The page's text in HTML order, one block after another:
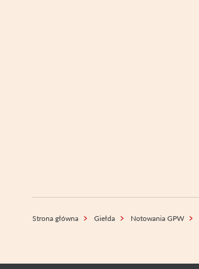
Strona główna Giełda Notowania GPW